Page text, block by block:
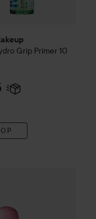
Grip Primer 10